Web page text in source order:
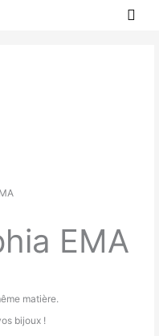
EMA
matière.
bijoux !